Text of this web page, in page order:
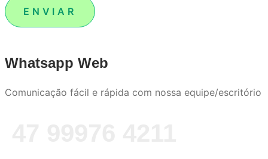
ENVIAR
Whatsapp Web
Comunicação fácil e rápida com nossa equipe/escritório